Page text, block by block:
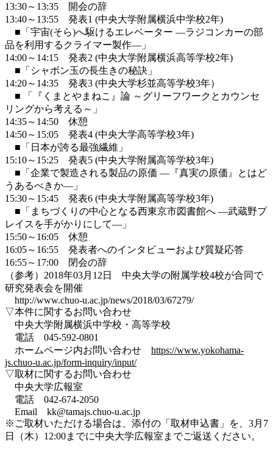
13:30～13:35 開会の辞
13:40～13:55 発表1 (中央大学附属横浜中学校2年)
■「宇宙(そら)へ駆けるエレベーター ―ラジコンカーの部
品を利用するクライマー製作―」
14:00～14:15 発表2 (中央大学附属横浜高等学校2年)
■「シャボン玉の長生きの秘訣」
14:20～14:35 発表3 (中央大学杉並高等学校3年）
■ 「『くまとやまねこ』論 ～グリーフワークとカウンセ
リングから考える～」
14:35～14:50 休憩
14:50～15:05 発表4 (中央大学高等学校3年)
■「日本が誇る最強繊維」
15:10～15:25 発表5 (中央大学附属高等学校3年)
■「企業で製造される製品の原価 ―『真実の原価』とはど
うあるべきか―」
15:30～15:45 発表6 (中央大学附属高等学校3年)
■「まちづくりの中心となる西東京市図書館へ ―武蔵野プ
レイスを手がかりにして―」
15:50～16:05 休憩
16:05～16:55 発表者へのインタビューおよび質疑応答
16:55～17:00 閉会の辞
（参考）2018年03月12日 中央大学の附属学校4校が合同で
研究発表会を開催
http://www.chuo-u.ac.jp/news/2018/03/67279/
▽本件に関するお問い合わせ
中央大学附属横浜中学校・高等学校
電話 045-592-0801
ホームページ内お問い合わせ https://www.yokohama-
js.chuo-u.ac.jp/form-inquiry/input/
▽取材に関するお問い合わせ
中央大学広報室
電話 042-674-2050
Email kk@tamajs.chuo-u.ac.jp
※ご取材いただける場合は、添付の「取材申込書」を、3月7
日（木）12:00までに中央大学広報室までご返送ください。